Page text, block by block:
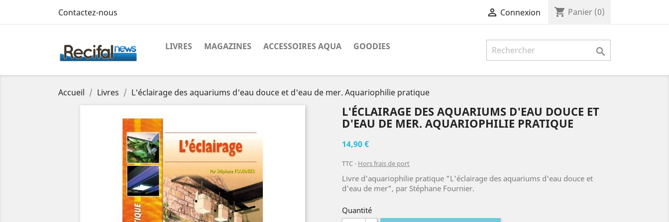
Contactez-nous  Connexion shopping_cart Panier (0)

LIVRES MAGAZINES ACCESSOIRES AQUA GOODIES
Accueil Livres L'éclairage des aquariums d'eau douce et d'eau de mer. Aquariophilie pratique
L'ÉCLAIRAGE DES AQUARIUMS D'EAU DOUCE ET
D'EAU DE MER. AQUARIOPHILIE PRATIQUE
14,90 €
TTC Hors frais de port
Livre d'aquariophilie pratique "L'éclairage des aquariums d'eau douce et
d'eau de mer", par Stéphane Fournier.
Quantité